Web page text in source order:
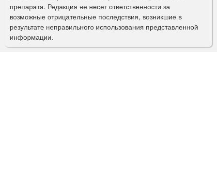
и
с
к
препарата. Редакция не несет ответственности за
возможные отрицательные последствия, возникшие в
результате неправильного использования представленной
информации.